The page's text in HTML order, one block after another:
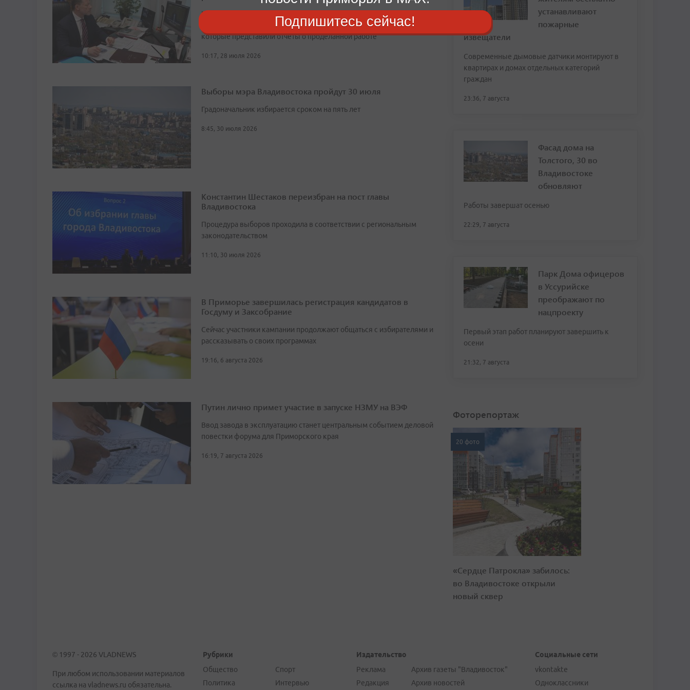
Центральным событием заседания стали выступления председателя
Госдумы Вячеслава Володина и лидеров всех пяти думских фракций,
которые представили отчеты о проделанной работе
10:17, 28 июля 2026
Выборы мэра Владивостока пройдут 30 июля
Градоначальник избирается сроком на пять лет
8:45, 30 июля 2026
Константин Шестаков переизбран на пост главы
Владивостока
Процедура выборов проходила в соответствии с региональным
законодательством
11:10, 30 июля 2026
В Приморье завершилась регистрация кандидатов в
Госдуму и Заксобрание
Сейчас участники кампании продолжают общаться с избирателями и
рассказывать о своих программах
19:16, 6 августа 2026
Путин лично примет участие в запуске НЗМУ на ВЭФ
Ввод завода в эксплуатацию станет центральным событием деловой
повестки форума для Приморского края
16:19, 7 августа 2026
устанавливают
пожарные
извещатели
Современные дымовые датчики монтируют в
квартирах и домах отдельных категорий
граждан
23:36, 7 августа
Фасад дома на
Толстого, 30 во
Владивостоке
обновляют
Работы завершат осенью
22:29, 7 августа
Парк Дома офицеров
в Уссурийске
преображают по
нацпроекту
Первый этап работ планируют завершить к
осени
21:32, 7 августа
Фоторепортаж
20 фото
«Сердце Патрокла» забилось:
во Владивостоке открыли
новый сквер
© 1997 - 2026 VLADNEWS
При любом использовании материалов
ссылка на vladnews.ru обязательна.
Рубрики
Общество
Политика
Спорт
Интервью
Издательство
Реклама
Редакция
Архив газеты "Владивосток"
Архив новостей
Социальные сети
vkontakte
Одноклассники
Подпишитесь сейчас!